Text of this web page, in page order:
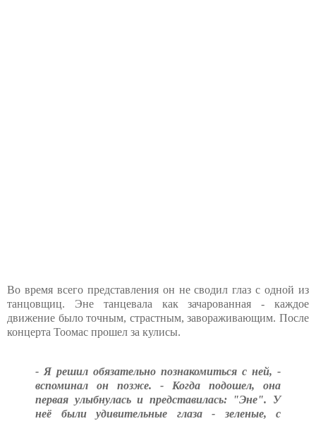
Во время всего представления он не сводил глаз с одной из
танцовщиц. Эне танцевала как зачарованная - каждое
движение было точным, страстным, завораживающим. После
концерта Тоомас прошел за кулисы.
- Я решил обязательно познакомиться с ней, -
вспоминал он позже. - Когда подошел, она
первая улыбнулась и представилась: "Эне". У
неё были удивительные глаза - зеленые, с